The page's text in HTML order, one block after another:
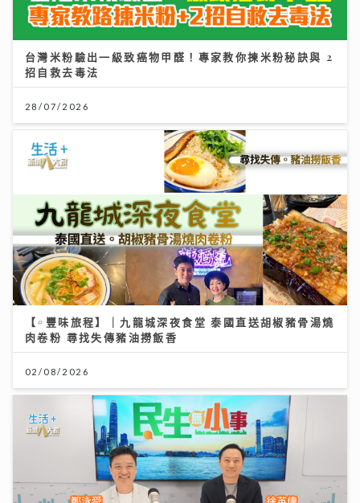
台灣米粉驗出一級致癌物甲醛！專家教你揀米粉秘訣與 2
招自救去毒法
28/07/2026
【#豐味旅程】｜九龍城深夜食堂 泰國直送胡椒豬骨湯燒
肉卷粉 尋找失傳豬油撈飯香
02/08/2026